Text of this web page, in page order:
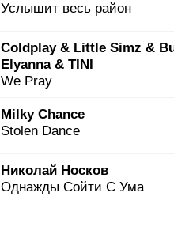
Услышит весь район
Coldplay & Little Simz &
Elyanna & TINI
We Pray
Milky Chance
Stolen Dance
Николай Носков
Однажды Сойти С Ума